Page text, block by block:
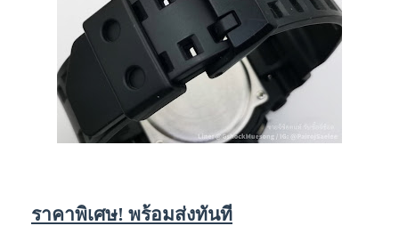
ราคาพิเศษ! พร้อมส่งทันที